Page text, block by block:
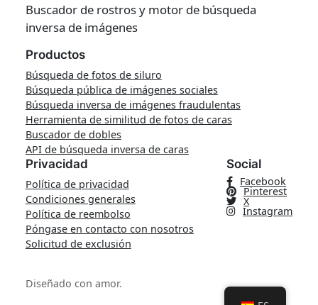
Buscador de rostros y motor de búsqueda
inversa de imágenes
Productos
Búsqueda de fotos de siluro
Búsqueda pública de imágenes sociales
Búsqueda inversa de imágenes fraudulentas
Herramienta de similitud de fotos de caras
Buscador de dobles
API de búsqueda inversa de caras
Privacidad
Política de privacidad
Condiciones generales
Política de reembolso
Póngase en contacto con nosotros
Solicitud de exclusión
Social
Facebook
Pinterest
X
Instagram
Diseñado con amor.